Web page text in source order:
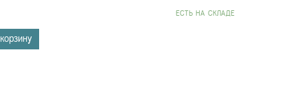
EСТЬ НА СКЛАДЕ